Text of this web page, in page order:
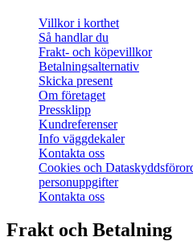
Villkor i korthet
Så handlar du
Frakt- och köpevillkor
Betalningsalternativ
Skicka present
Om företaget
Pressklipp
Kundreferenser
Info väggdekaler
Kontakta oss
Cookies och
personuppgifter
Kontakta oss
Frakt och Betalning